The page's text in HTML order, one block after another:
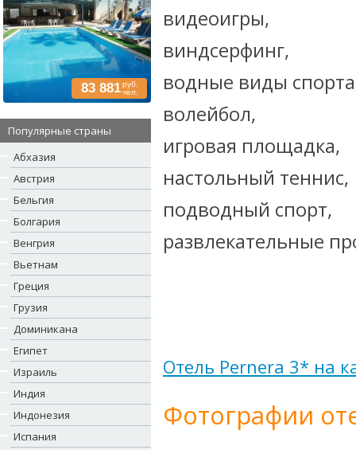
83 881руб.
чел.
Популярные страны
Абхазия
Австрия
Бельгия
Болгария
Венгрия
Вьетнам
Греция
Грузия
Доминикана
Египет
Израиль
Индия
Индонезия
Испания
видеоигры,
виндсерфинг,
водные виды
волейбол,
игровая площадка,
настольный теннис,
подводный спорт,
развлекательные
Отель Pernera 3* на
Фотографии